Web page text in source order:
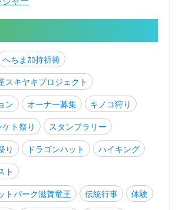
へちま加持祈祷
スキヤキプロジェクト
ン
オーナー募集
キノコ狩り
ト祭り
スタンプラリー
り
ドラゴンハット
ハイキング
ト
トパーク滋賀竜王
伝統行事
体験